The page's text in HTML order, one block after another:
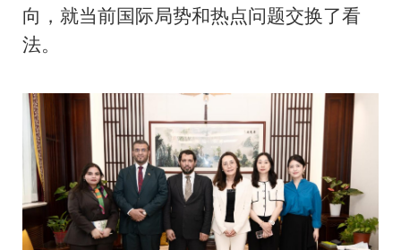
向，就当前国际局势和热点问题交换了看
法。